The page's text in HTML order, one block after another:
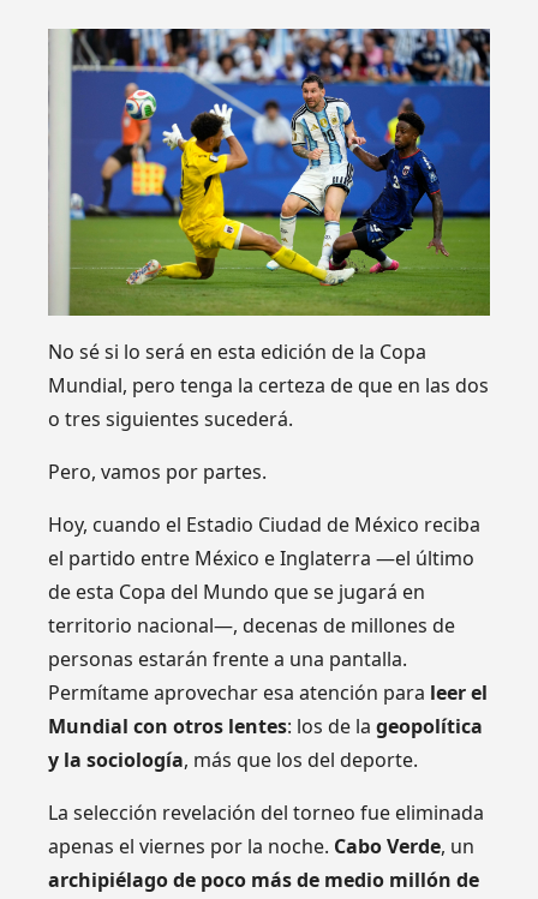
No sé si lo será en esta edición de la Copa
Mundial, pero tenga la certeza de que en las dos
o tres siguientes sucederá.
Pero, vamos por partes.
Hoy, cuando el Estadio Ciudad de México reciba
el partido entre México e Inglaterra —el último
de esta Copa del Mundo que se jugará en
territorio nacional—, decenas de millones de
personas estarán frente a una pantalla.
Permítame aprovechar esa atención para leer el
Mundial con otros lentes: los de lageopolítica
y la sociología, más que los del deporte.
La selección revelación del torneo fue eliminada
apenas el viernes por la noche. Cabo Verde, un
archipiélago de poco más de medio millón de